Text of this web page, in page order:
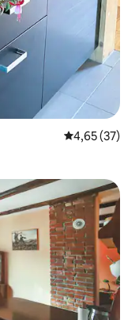
4,65 de uma
4,65 (37)